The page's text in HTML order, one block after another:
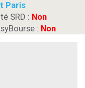
Paris
SRD : Non
: Non